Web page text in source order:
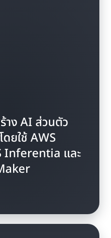
ง AI ส่วนตัว
ยใช้ AWS
Inferentia และ